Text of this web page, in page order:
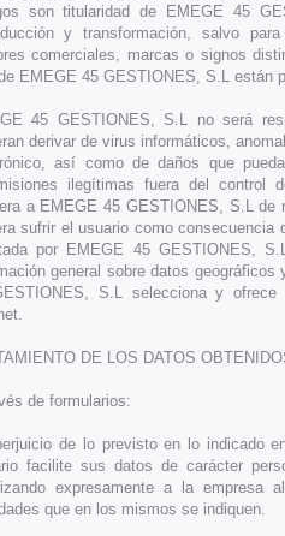
son titularidad de EMEGE 45
y transformación, salvo
comerciales, marcas o signos
EMEGE 45 GESTIONES, S.L están
45 GESTIONES, S.L no será
derivar de virus informáticos,
así como de daños que
ilegítimas fuera del control
a EMEGE 45 GESTIONES, S.L de
sufrir el usuario como
por EMEGE 45 GESTIONES,
general sobre datos
S.L selecciona y
DE LOS DATOS
de formularios:
de lo previsto en lo indicado
facilite sus datos de carácter
expresamente a la empresa
que en los mismos se indiquen.